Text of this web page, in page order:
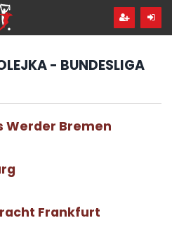
- BUNDESLIGA
Werder Bremen
Frankfurt